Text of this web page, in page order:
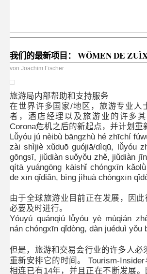
我们的最新项目： WǑMEN DE
von Joachim Fischer
旅游局内部帮助和支持服务
在世界许多国家/地区，旅游专业人
者，酒店经理以及旅游业的许多
Corona危机之后的新起点，并计划重
Lǚyóu jú nèibù bāngzhù hé zhīchí
zài shìjiè xǔduō guójiā/dìqū, lǚyóu
gōngsī, jiǔdiàn suǒyǒu zhě, jiǔdiàn
qítā yuángōng kāishǐ chóngxīn
de xīn qǐdiǎn, bìng jìhuà chóngxīn
由于全球旅游业目前正在发展，因
必要及时进行。
Yóuyú quánqiú lǚyóu yè mùqián
nán chóngxīn qǐdòng, dàn juéduì
但是，旅游和交易会行业的许多人必
重新安排它的时间。 Tourism-
相连已有14年，并且正在不断发展